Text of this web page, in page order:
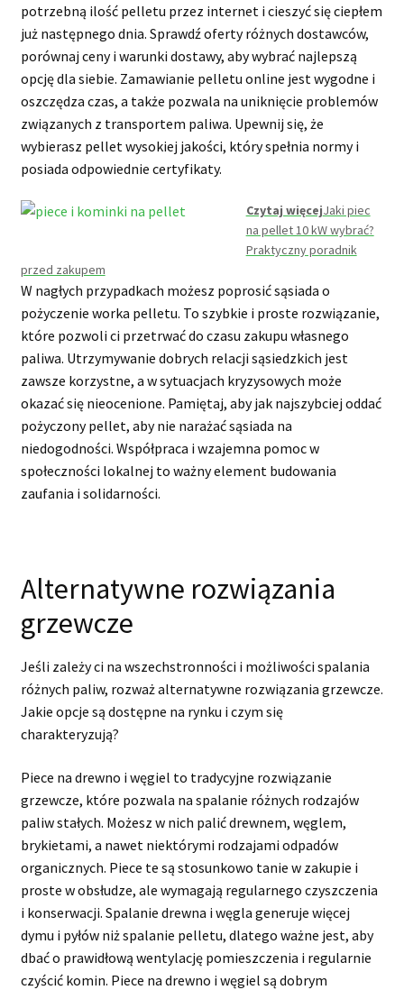
potrzebną ilość pelletu przez internet i cieszyć się ciepłem
już następnego dnia. Sprawdź oferty różnych dostawców,
porównaj ceny i warunki dostawy, aby wybrać najlepszą
opcję dla siebie. Zamawianie pelletu online jest wygodne i
oszczędza czas, a także pozwala na uniknięcie problemów
związanych z transportem paliwa. Upewnij się, że
wybierasz pellet wysokiej jakości, który spełnia normy i
posiada odpowiednie certyfikaty.
Czytaj więcejJaki piec
na pellet 10 kW wybrać?
Praktyczny poradnik
przed zakupem
W nagłych przypadkach możesz poprosić sąsiada o
pożyczenie worka pelletu. To szybkie i proste rozwiązanie,
które pozwoli ci przetrwać do czasu zakupu własnego
paliwa. Utrzymywanie dobrych relacji sąsiedzkich jest
zawsze korzystne, a w sytuacjach kryzysowych może
okazać się nieocenione. Pamiętaj, aby jak najszybciej oddać
pożyczony pellet, aby nie narażać sąsiada na
niedogodności. Współpraca i wzajemna pomoc w
społeczności lokalnej to ważny element budowania
zaufania i solidarności.
Alternatywne rozwiązania
grzewcze
Jeśli zależy ci na wszechstronności i możliwości spalania
różnych paliw, rozważ alternatywne rozwiązania grzewcze.
Jakie opcje są dostępne na rynku i czym się
charakteryzują?
Piece na drewno i węgiel to tradycyjne rozwiązanie
grzewcze, które pozwala na spalanie różnych rodzajów
paliw stałych. Możesz w nich palić drewnem, węglem,
brykietami, a nawet niektórymi rodzajami odpadów
organicznych. Piece te są stosunkowo tanie w zakupie i
proste w obsłudze, ale wymagają regularnego czyszczenia
i konserwacji. Spalanie drewna i węgla generuje więcej
dymu i pyłów niż spalanie pelletu, dlatego ważne jest, aby
dbać o prawidłową wentylację pomieszczenia i regularnie
czyścić komin. Piece na drewno i węgiel są dobrym